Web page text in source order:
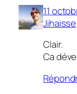
11
Jihaisse
Clair.
Ca